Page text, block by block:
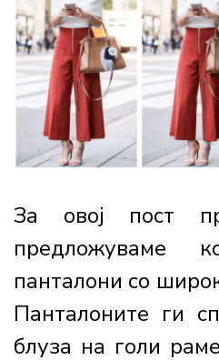
За овој пост
предложуваме
панталони со
Панталоните ги
блуза на голи